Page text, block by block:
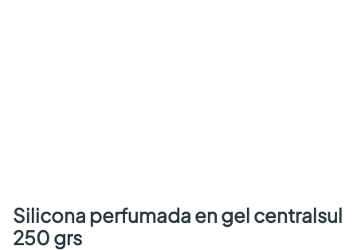
silicona perfumada en gel centralsul
250 grs